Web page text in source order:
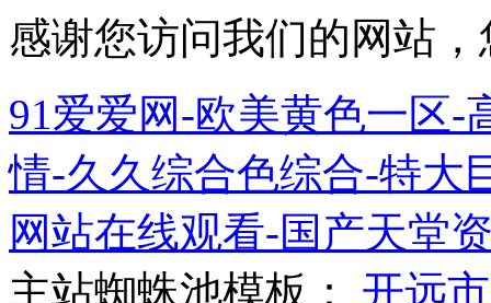
感谢您访问我们的网站
91爱爱网-欧美黄色一区-
情-久久综合色综合-特大
网站在线观看-国产天堂
主站蜘蛛池模板： 开远市